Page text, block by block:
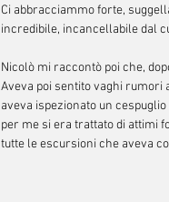
Ci abbracciammo forte,
incredibile, incancellabile dal
Nicolò mi raccontò poi che,
Aveva poi sentito vaghi rumori
aveva ispezionato un
per me si era trattato di attimi
tutte le escursioni che aveva